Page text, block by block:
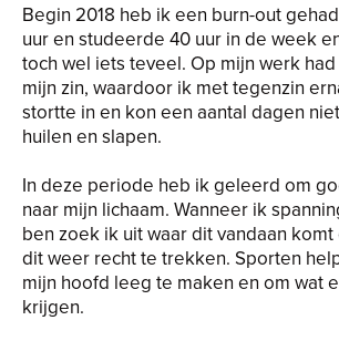
Begin 2018 heb ik een burn-out
uur en studeerde 40 uur in de week
toch wel iets teveel. Op mijn werk
mijn zin, waardoor ik met tegenzin
stortte in en kon een aantal dagen
huilen en slapen.
In deze periode heb ik geleerd om
naar mijn lichaam. Wanneer ik
ben zoek ik uit waar dit vandaan
dit weer recht te trekken. Sporten
mijn hoofd leeg te maken en om wat
krijgen.